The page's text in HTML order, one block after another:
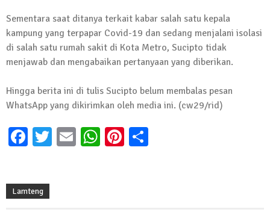
News Flash
Dengan Semangat Muda, Ida Bagus
Wisnu Pujana Mengambil Berkas
Penjaringan Balonkada di DPC PDI P
1 Mei 2024 | 12:10
News Flash
Laporkan Kasus Pengeroyokan yang
News Flash
Anggota MPR-RI I Komang Koheri
Sementara saat ditanya terkait kabar salah satu kepala
kampung yang terpapar Covid-19 dan sedang menjalani isolasi
di salah satu rumah sakit di Kota Metro, Sucipto tidak
menjawab dan mengabaikan pertanyaan yang diberikan.
Hingga berita ini di tulis Sucipto belum membalas pesan
WhatsApp yang dikirimkan oleh media ini. (cw29/rid)
Facebook
Twitter
EmailWhatsApp
Pinterest
Lamteng